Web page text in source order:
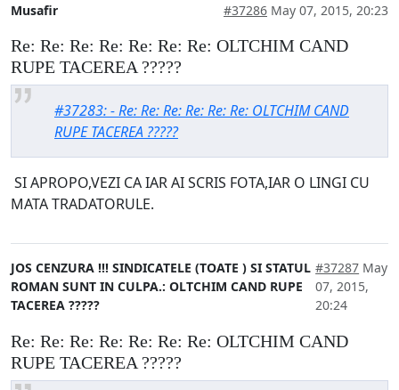
Musafir #37286 May 07, 2015, 20:23
Re: Re: Re: Re: Re: Re: Re: OLTCHIM CAND
RUPE TACEREA ?????
#37283: - Re: Re: Re: Re: Re: Re: OLTCHIM CAND
RUPE TACEREA ?????
SI APROPO,VEZI CA IAR AI SCRIS FOTA,IAR O LINGI CU
MATA TRADATORULE.
JOS CENZURA !!! SINDICATELE (TOATE ) SI STATUL
ROMAN SUNT IN CULPA.: OLTCHIM CAND RUPE
TACEREA ?????
#37287 May
07, 2015,
20:24
Re: Re: Re: Re: Re: Re: Re: OLTCHIM CAND
RUPE TACEREA ?????